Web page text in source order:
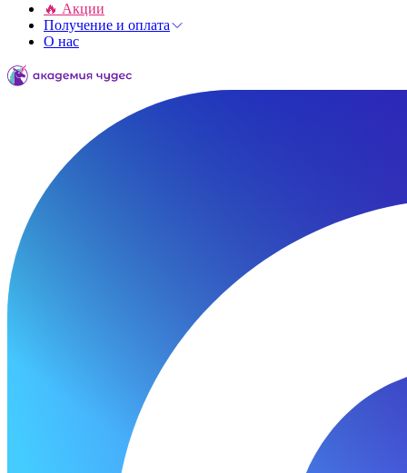
🔥 Акции
Получение и оплата
О нас